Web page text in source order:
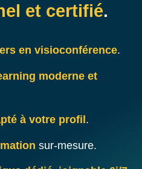
et certifié.
en visioconférence.
moderne et
à votre profil .
sur-mesure.